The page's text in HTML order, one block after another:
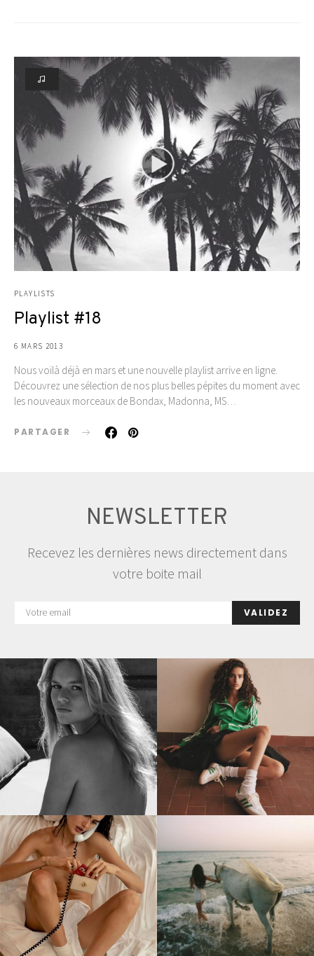
PLAYLISTS
Playlist #18
6 MARS 2013
Nous voilà déjà en mars et une nouvelle playlist arrive en ligne.
Découvrez une sélection de nos plus belles pépites du moment avec
les nouveaux morceaux de Bondax, Madonna, MS…
PARTAGER
NEWSLETTER
Recevez les dernières news directement dans
votre boite mail
VALIDEZ